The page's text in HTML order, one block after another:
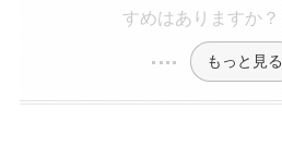
すめはありますか？
もっと見る